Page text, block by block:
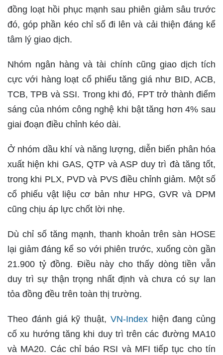
đồng loạt hồi phục mạnh sau phiên giảm sâu trước
đó, góp phần kéo chỉ số đi lên và cải thiện đáng kể
tâm lý giao dịch.
Nhóm ngân hàng và tài chính cũng giao dịch tích
cực với hàng loạt cổ phiếu tăng giá như BID, ACB,
TCB, TPB và SSI. Trong khi đó, FPT trở thành điểm
sáng của nhóm công nghệ khi bật tăng hơn 4% sau
giai đoạn điều chỉnh kéo dài.
Ở nhóm dầu khí và năng lượng, diễn biến phân hóa
xuất hiện khi GAS, QTP và ASP duy trì đà tăng tốt,
trong khi PLX, PVD và PVS điều chỉnh giảm. Một số
cổ phiếu vật liệu cơ bản như HPG, GVR và DPM
cũng chịu áp lực chốt lời nhẹ.
Dù chỉ số tăng mạnh, thanh khoản trên sàn HOSE
lại giảm đáng kể so với phiên trước, xuống còn gần
21.900 tỷ đồng. Điều này cho thấy dòng tiền vẫn
duy trì sự thận trọng nhất định và chưa có sự lan
tỏa đồng đều trên toàn thị trường.
Theo đánh giá kỹ thuật, VN-Indexhiện đang củng
cố xu hướng tăng khi duy trì trên các đường MA10
và MA20. Các chỉ báo RSI và MFI tiếp tục cho tín